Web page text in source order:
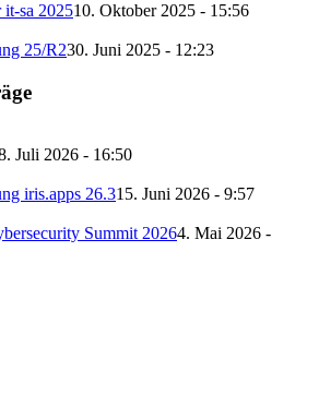
it-sa 202510. Oktober 2025 - 15:56
25/R230. Juni 2025 - 12:23
Juli 2026 - 16:50
iris.apps 26.315. Juni 2026 - 9:57
Summit 20264. Mai 2026 -